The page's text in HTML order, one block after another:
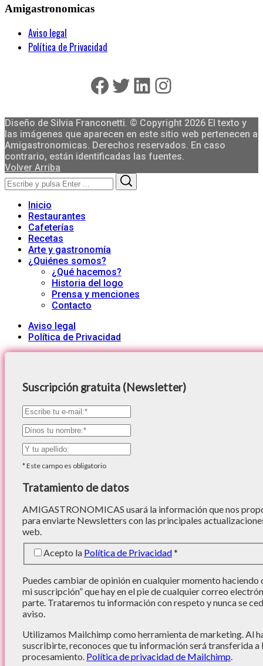
Amigastronomicas
Aviso legal
Política de Privacidad
Facebook
Twitter
LinkedIn
Instagram
Diseño de Silvia Franconetti. © Copyright 2026 El texto y
las imágenes que aparecen en este sitio web pertenecen a
Amigastronomicas. Derechos reservados. En caso
contrario, están identificadas las fuentes.
Volver Arriba
Search
for:
Inicio
Restaurantes
Cafeterías
Recetas
Arte y gastronomía
¿Quiénes somos?
¿Qué hacemos?
Historia del logo
Prensa y menciones
Contacto
Aviso legal
Política de Privacidad
Suscripción gratuita (Newsletter)
*Este campo es obligatorio
Tratamiento de datos
AMIGASTRONOMICAS usará la información que nos
para enviarte Newsletters con las principales
web.
Acepto la Política de Privacidad*
Puedes cambiar de opinión en cualquier momento haciendo
mi suscripción” que hay en el pie de cualquier correo
parte. Trataremos tu información con respeto y nunca se
aviso.
Utilizamos Mailchimp como herramienta de marketing. Al
suscribirte, reconoces que tu información será transferida
procesamiento. Política de privacidad de Mailchimp.